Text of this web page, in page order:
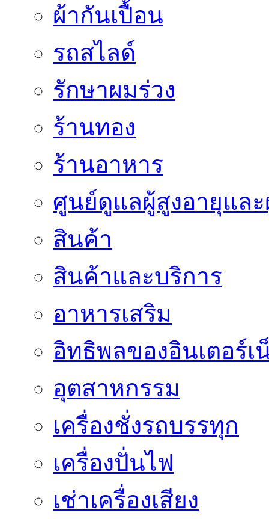
ผ้ากันเปื้อน
รถสไลด์
รักษาผมร่วง
ร้านทอง
ร้านอาหาร
ศูนย์ดูแลผู้สูงอายุแล
สินค้า
สินค้าและบริการ
อาหารเสริม
อิทธิพลของอินเตอร์เ
อุตสาหกรรม
เครื่องชั่งรถบรรทุก
เครื่องปั่นไฟ
เช่าเครื่องเสียง